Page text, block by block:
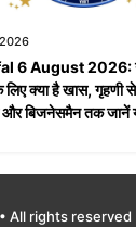
6 August 2026:
लिए क्या है खास, गृहणी
बिजनेसमैन तक जानें
All rights reserved